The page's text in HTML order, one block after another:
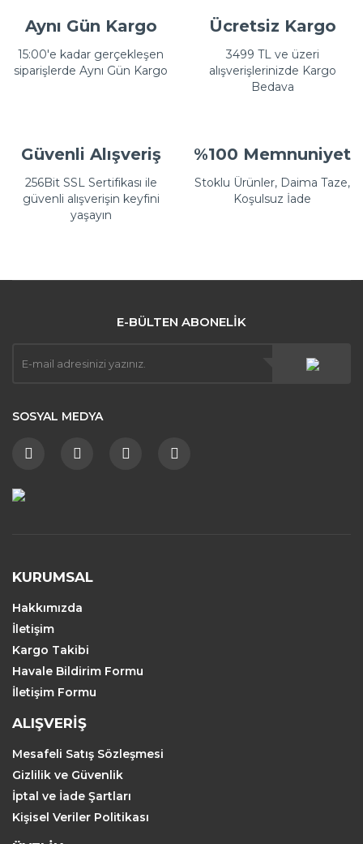
Aynı Gün Kargo
15:00'e kadar gerçekleşen
siparişlerde Aynı Gün Kargo
Ücretsiz Kargo
3499 TL ve üzeri
alışverişlerinizde Kargo
Bedava
Güvenli Alışveriş
256Bit SSL Sertifikası ile
güvenli alışverişin keyfini
yaşayın
%100 Memnuniyet
Stoklu Ürünler, Daima Taze,
Koşulsuz İade
E-BÜLTEN ABONELİK
SOSYAL MEDYA
KURUMSAL
Hakkımızda
İletişim
Kargo Takibi
Havale Bildirim Formu
İletişim Formu
ALIŞVERİŞ
Mesafeli Satış Sözleşmesi
Gizlilik ve Güvenlik
İptal ve İade Şartları
Kişisel Veriler Politikası